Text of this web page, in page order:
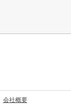
会社概要